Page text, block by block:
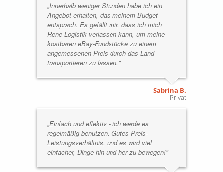
„Innerhalb weniger Stunden habe ich ein
Angebot erhalten, das meinem Budget
entsprach. Es gefällt mir, dass ich mich
Rene Logistik verlassen kann, um meine
kostbaren eBay-Fundstücke zu einem
angemessenen Preis durch das Land
transportieren zu lassen."
Sabrina B.
Privat
„Einfach und effektiv - ich werde es
regelmäßig benutzen. Gutes Preis-
Leistungsverhältnis, und es wird viel
einfacher, Dinge hin und her zu bewegen!"